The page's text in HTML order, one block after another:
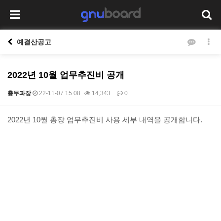
예결산공고
2022년 10월 업무추진비 공개
총무과장 22-11-07 15:08 14,343 0
본문
2022년 10월 총장 업무추진비 사용 세부 내역을 공개합니다.